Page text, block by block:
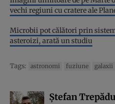
vechi regiuni cu cratere ale
Microbii pot călători prin
asteroizi, arată un studiu
Tags: astronomi fuziune galaxii
Ștefan